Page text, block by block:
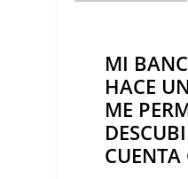
BANCO
FAVOR:
MI
HACE
ME
CUENTA